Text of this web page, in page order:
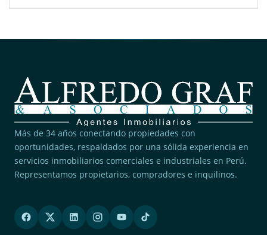
Más de 34 años conectando propiedades con
oportunidades, respaldados por una sólida experiencia en
servicios inmobiliarios comerciales e industriales en Perú.
Representamos propietarios, compradores e inquilinos.